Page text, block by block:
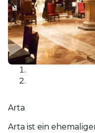
Arta
Arta ist ein